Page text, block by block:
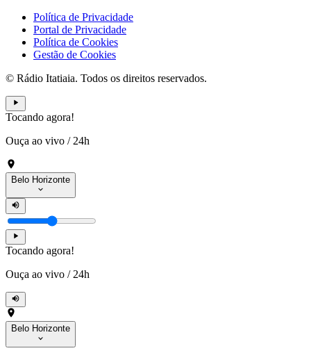
Política de Privacidade
Portal de Privacidade
Política de Cookies
Gestão de Cookies
© Rádio Itatiaia. Todos os direitos reservados.
Tocando agora!
Ouça ao vivo / 24h
Belo Horizonte
Tocando agora!
Ouça ao vivo / 24h
Belo Horizonte